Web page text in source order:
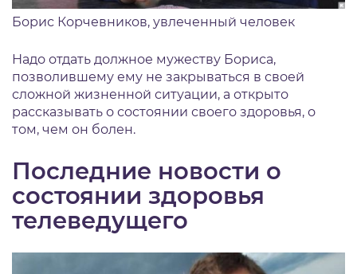
Борис Корчевников, увлеченный человек
Надо отдать должное мужеству Бориса,
позволившему ему не закрываться в своей
сложной жизненной ситуации, а открыто
рассказывать о состоянии своего здоровья, о
том, чем он болен.
Последние новости о
состоянии здоровья
телеведущего